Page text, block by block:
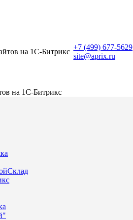
на 1С-Битрикс
+7 (499) 677-5629
site@aprix.ru
на 1С-Битрикс